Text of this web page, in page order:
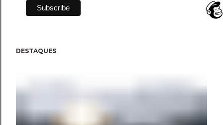
DESTAQUES